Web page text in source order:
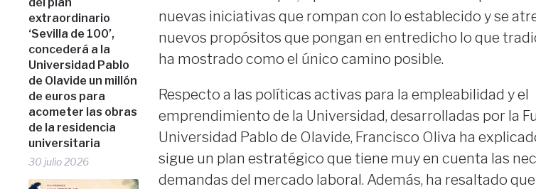
extraordinario
‘Sevilla de 100’,
concederá a la
Universidad Pablo
de Olavide un millón
de euros para
acometer las obras
de la residencia
universitaria
30 julio 2026
nuevas iniciativas que rompan con lo establecido y se
nuevos propósitos que pongan en entredicho lo que
ha mostrado como el único camino posible.
Respecto a las políticas activas para la empleabilidad y el
emprendimiento de la Universidad, desarrolladas por la
Universidad Pablo de Olavide, Francisco Oliva ha
sigue un plan estratégico que tiene muy en cuenta las
demandas del mercado laboral. Además, ha resaltado